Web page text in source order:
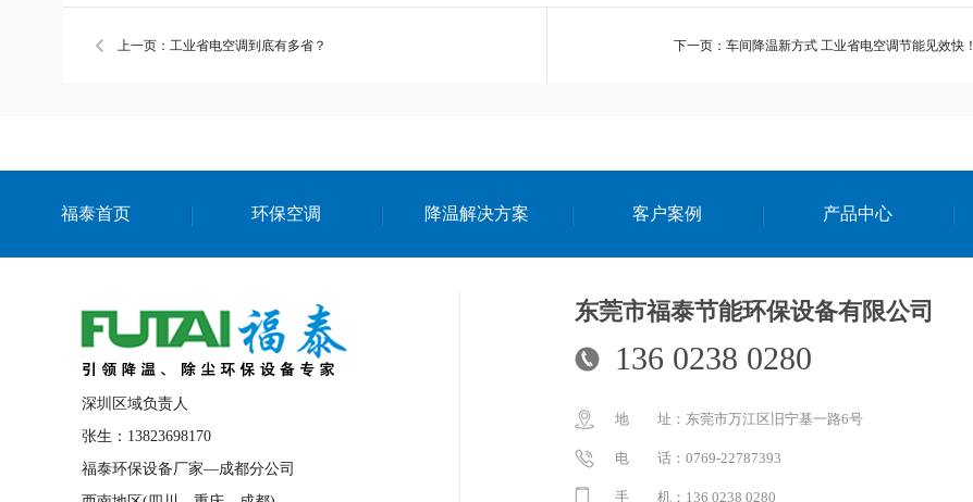
上一页：工业省电空调到底有多省？ 下一页：车间降温新方式 工业省电空调节能见效快！
福泰首页 环保空调 降温解决方案 客户案例 产品中心
深圳区域负责人
张生：13823698170
福泰环保设备厂家—成都分公司
东莞市福泰节能环保设备有限公司
136 0238 0280
地 址：东莞市万江区旧宁基一路6号
电 话：0769-22787393
手 机：136 0238 0280